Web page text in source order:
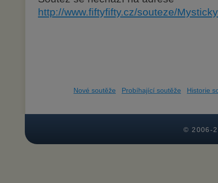
http://www.fiftyfifty.cz/souteze/
Nové soutěže Probíhající soutěže Historie
© 2006-